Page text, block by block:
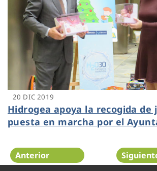
20 DIC 2019
Hidrogea apoya la recogida de
puesta en marcha por el
Anterior